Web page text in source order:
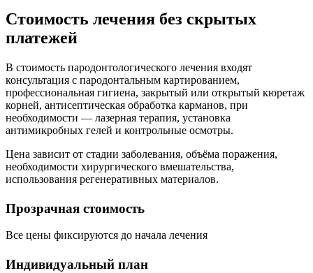
Стоимость лечения без скрытых
платежей
В стоимость пародонтологического лечения входят
консультация с пародонтальным картированием,
профессиональная гигиена, закрытый или открытый кюретаж
корней, антисептическая обработка карманов, при
необходимости — лазерная терапия, установка
антимикробных гелей и контрольные осмотры.
Цена зависит от стадии заболевания, объёма поражения,
необходимости хирургического вмешательства,
использования регенеративных материалов.
Прозрачная стоимость
Все цены фиксируются до начала лечения
Индивидуальный план